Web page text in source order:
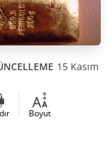
15 Kasım
Boyut